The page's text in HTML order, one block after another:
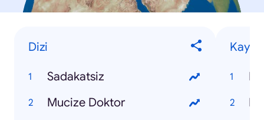
Dizi
Sadakatsiz
Mucize Doktor